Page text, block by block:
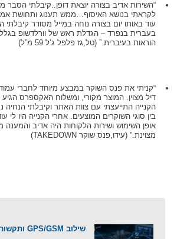
“השירות אדיב בצורה יוצאת דופן..קיבלתי הסבר
לקראתי בנושא האיסוף…ממש תענוג ותחושת
עוד באותו יום בצורה נוחה במייל מסודר
בעברית בנפרד – הגדלת ראש של וורלדשופ
הוראות בעיברית.” (טל,גז פלפל ג’ל 59 מ”ל)
“קניתי את פנס השוקר במבצע מיוחד לחברי
דיל מצוין. המוצר מקורי, ומשלוח האקספרס הגיע
הקנייה התייעצתי עם צוות האתר וקיבלתי
בין סוגי השוקרים המוצעים. אחרי הקנייה היו לי
אופן השימוש ושירות הלקוחות היה אדיב והמענה
מצוינת.” (עידו,פנס שוקר TAKEDOWN)
שילוב GPS/GSM ותקשורת סלולרית